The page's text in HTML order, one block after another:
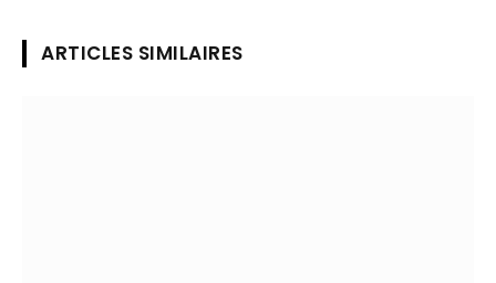
ARTICLES SIMILAIRES